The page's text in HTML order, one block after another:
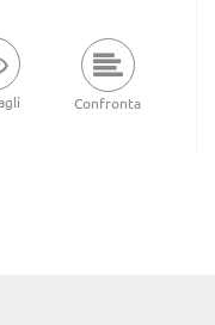
Confronta